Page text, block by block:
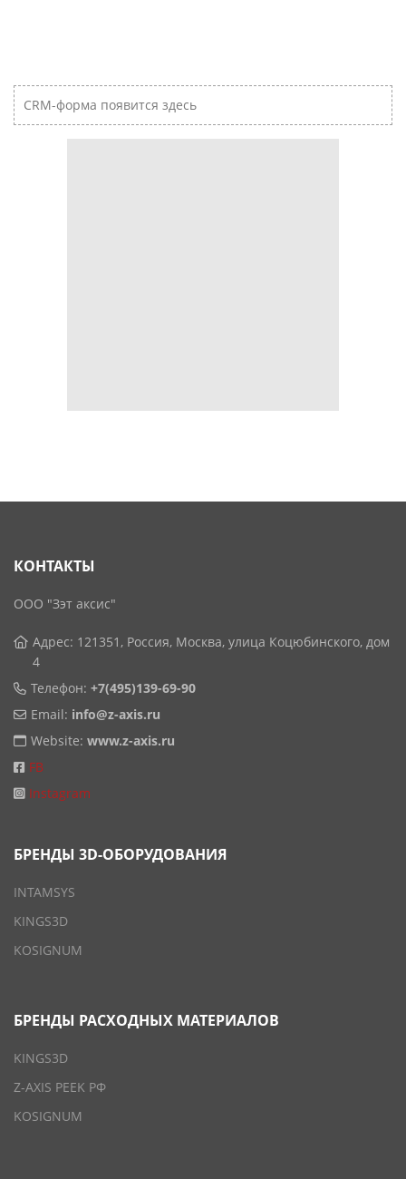
CRM-форма появится здесь
КОНТАКТЫ
ООО "Зэт аксис"
Адрес: 121351, Россия, Москва, улица Коцюбинского, дом
4
Телефон: +7(495)139-69-90
Email: info@z-axis.ru
Website: www.z-axis.ru
FB
Instagram
БРЕНДЫ 3D-ОБОРУДОВАНИЯ
INTAMSYS
KINGS3D
KOSIGNUM
БРЕНДЫ РАСХОДНЫХ МАТЕРИАЛОВ
KINGS3D
Z-AXIS PEEK РФ
KOSIGNUM